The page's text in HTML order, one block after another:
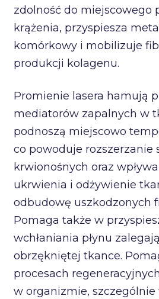
zdolność do miejscowego
krążenia, przyspiesza
komórkowy i mobilizuje
produkcji kolagenu.
Promienie lasera hamują
mediatorów zapalnych w
podnoszą miejscowo
co powoduje rozszerzanie
krwionośnych oraz
ukrwienia i odżywienie
odbudowę uszkodzonych
Pomaga także w
wchłaniania płynu
obrzękniętej tkance.
procesach
w organizmie,